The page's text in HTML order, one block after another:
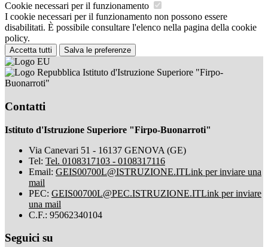
Cookie necessari per il funzionamento
I cookie necessari per il funzionamento non possono essere
disabilitati. È possibile consultare l'elenco nella pagina della cookie
policy.
Accetta tutti Salva le preferenze
Istituto d'Istruzione Superiore "Firpo-
Buonarroti"
Contatti
Istituto d'Istruzione Superiore "Firpo-Buonarroti"
Via Canevari 51 - 16137 GENOVA (GE)
Tel: Tel. 0108317103 - 0108317116
Email: GEIS00700L@ISTRUZIONE.ITLink per inviare una
mail
PEC: GEIS00700L@PEC.ISTRUZIONE.ITLink per inviare
una mail
C.F.: 95062340104
Seguici su